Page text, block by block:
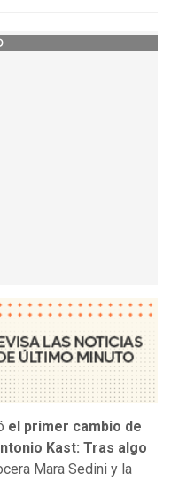
el primer cambio de
Kast: Tras algo
Mara Sedini y la